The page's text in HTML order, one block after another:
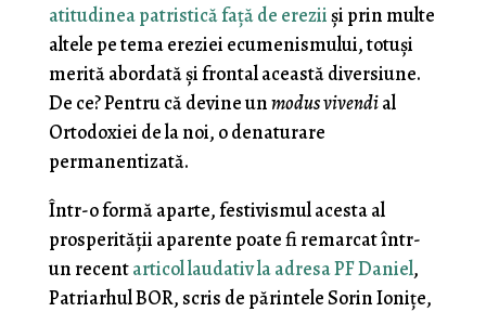
atitudinea patristică față de ereziiși prin multe
altele pe tema ereziei ecumenismului, totuși
merită abordată și frontal această diversiune.
De ce? Pentru că devine unmodus vivendial
Ortodoxiei de la noi, o denaturare
permanentizată.
Într-o formă aparte, festivismul acesta al
prosperității aparente poate fi remarcat într-
un recentarticol laudativ la adresa PF Daniel,
Patriarhul BOR, scris de părintele Sorin Ionițe,